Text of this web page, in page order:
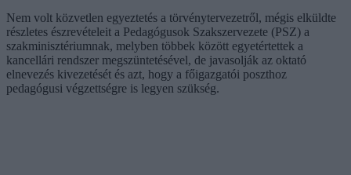
Nem volt közvetlen egyeztetés a törvénytervezetről, mégis elküldte
részletes észrevételeit a Pedagógusok Szakszervezete (PSZ) a
szakminisztériumnak, melyben többek között egyetértettek a
kancellári rendszer megszüntetésével, de javasolják az oktató
elnevezés kivezetését és azt, hogy a főigazgatói poszthoz
pedagógusi végzettségre is legyen szükség.